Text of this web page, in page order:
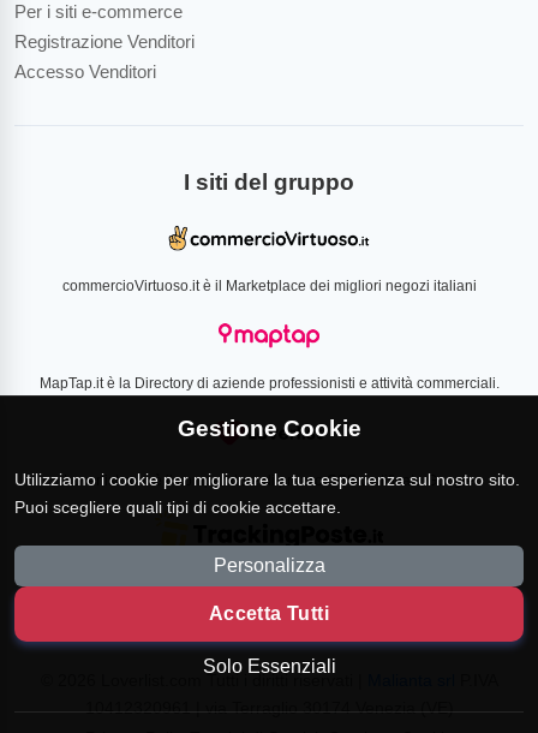
Per i siti e-commerce
Registrazione Venditori
Accesso Venditori
I siti del gruppo
commercioVirtuoso.it è il Marketplace dei migliori negozi italiani
MapTap.it è la Directory di aziende professionisti e attività commerciali.
Loverlist.com è il comparatore di prezzo CSS certificato Google
10412320961 | via Terraglio 30174 Venezia (VE)
Gestione Cookie
Utilizziamo i cookie per migliorare la tua esperienza sul nostro sito.
Puoi scegliere quali tipi di cookie accettare.
Personalizza
Accetta Tutti
Solo Essenziali